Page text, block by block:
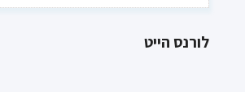
לורנס הייט